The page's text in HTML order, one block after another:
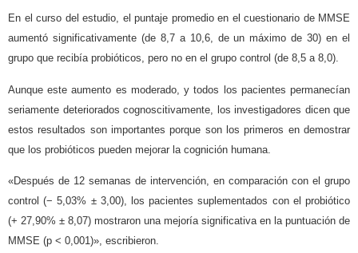
En el curso del estudio, el puntaje promedio en el cuestionario de MMSE
aumentó significativamente (de 8,7 a 10,6, de un máximo de 30) en el
grupo que recibía probióticos, pero no en el grupo control (de 8,5 a 8,0).
Aunque este aumento es moderado, y todos los pacientes permanecían
seriamente deteriorados cognoscitivamente, los investigadores dicen que
estos resultados son importantes porque son los primeros en demostrar
que los probióticos pueden mejorar la cognición humana.
«Después de 12 semanas de intervención, en comparación con el grupo
control (− 5,03% ± 3,00), los pacientes suplementados con el probiótico
(+ 27,90% ± 8,07) mostraron una mejoría significativa en la puntuación de
MMSE (p < 0,001)», escribieron.